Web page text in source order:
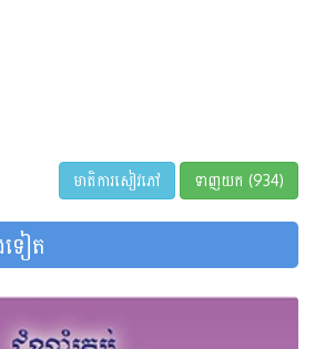
មាតិការសៀវភៅ ទាញយក (934)
ទៀត